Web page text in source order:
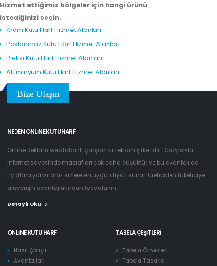
Hizmet ettiğimiz bölgeler için hangi ürünü
istediğinizi seçin.
Krom Kutu Harf Hizmet Alanları
Paslanmaz Kutu Harf Hizmet Alanları
Pleksi Kutu Harf Hizmet Alanları
Alüminyum Kutu Harf Hizmet Alanları
Bize Ulaşın
NEDEN ONLINE KUTU HARF
Online Reklam web tabanlı çalışan bir reklam şirketidir. Dolayısıyla
internet sayesinde masrafları çok daha düşüktür ve bu avantajı da
fiyatlara yansıtarak sizlere en uygun fiyatı sunar. Üreticiden tüketiciye
alışverişin avantajlarından faydalanın...
Detaylı Oku
ONLINE KUTU HARF
Nasıl Çalışır
Avantajları
TABELA ÇEŞITLERI
Tabela Örnekleri
Tabela Tasarla